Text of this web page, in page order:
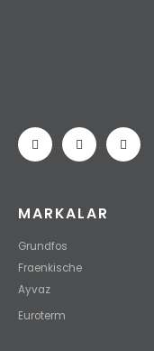
MARKALAR
Grundfos
Fraenkische
Ayvaz
Euroterm